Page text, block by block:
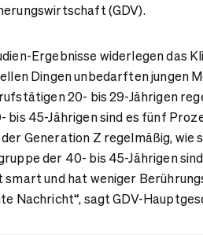
(GDV).
Ergebnisse widerlegen das
Dingen unbedarften jungen
20- bis 29-Jährigen
bis 45-Jährigen sind es fünf
Generation Z regelmäßig, wie
der 40- bis 45-Jährigen
smart und hat weniger
Nachricht“, sagt GDV-